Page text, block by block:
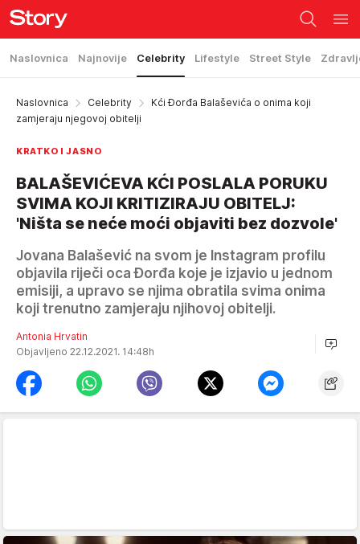
Naslovnica Najnovije Celebrity Lifestyle Street Style
Naslovnica Celebrity
Kći Đorđa Balaševića o onima koji
zamjeraju njegovoj obitelji
KRATKO I JASNO
BALAŠEVIĆEVA KĆI POSLALA PORUKU
SVIMA KOJI KRITIZIRAJU OBITELJ:
'Ništa se neće moći objaviti bez dozvole'
Jovana Balašević na svom je Instagram profilu
objavila riječi oca Đorđa koje je izjavio u jednom
emisiji, a upravo se njima obratila svima onima
koji trenutno zamjeraju njihovoj obitelji.
Antonia Hrvatin
Objavljeno 22.12.2021. 14:48h